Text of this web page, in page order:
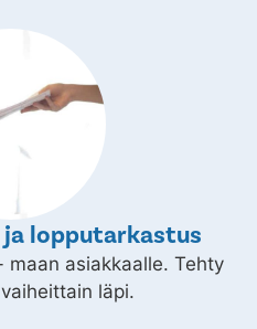
ja lopputarkastus
asiakkaalle. Tehty
läpi.